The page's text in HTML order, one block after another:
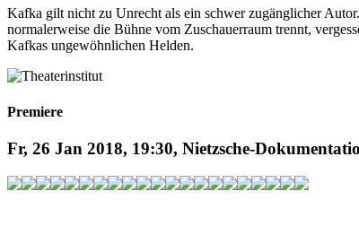
Kafka gilt nicht zu Unrecht als ein schwer zugänglicher
normalerweise die Bühne vom Zuschauerraum trennt,
Kafkas ungewöhnlichen Helden.
Premiere
Fr, 26 Jan 2018, 19:30, Nietzsche-